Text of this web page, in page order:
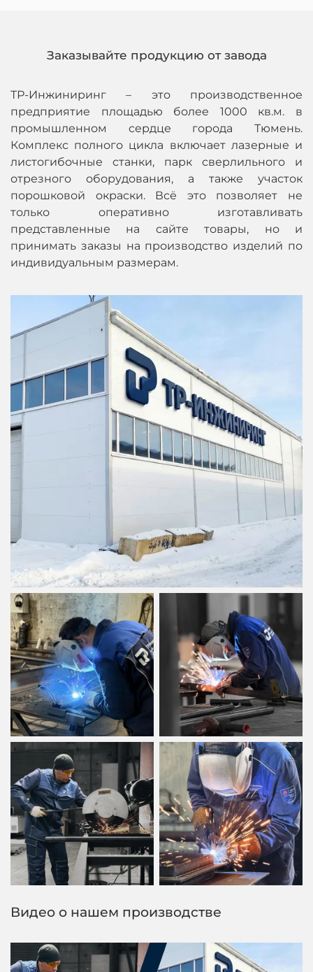
Заказывайте продукцию от завода
ТР-Инжиниринг – это производственное
предприятие площадью более 1000 кв.м. в
промышленном сердце города Тюмень.
Комплекс полного цикла включает лазерные и
листогибочные станки, парк сверлильного и
отрезного оборудования, а также участок
порошковой окраски. Всё это позволяет не
только оперативно изготавливать
представленные на сайте товары, но и
принимать заказы на производство изделий по
индивидуальным размерам.
Видео о нашем производстве